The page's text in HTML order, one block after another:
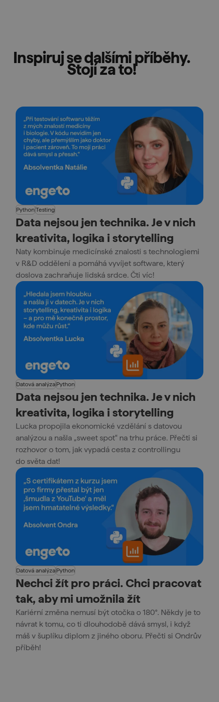
Inspiruj se dalšími příběhy.
Stojí za to!
Python Testing
Data nejsou jen technika. Je v nich
kreativita, logika i storytelling
Naty kombinuje medicínské znalosti s technologiemi
v R&D oddělení a pomáhá vyvíjet software, který
doslova zachraňuje lidská srdce. Čti víc!
Datová analýza Python
Data nejsou jen technika. Je v nich
kreativita, logika i storytelling
Lucka propojila ekonomické vzdělání s datovou
analýzou a našla „sweet spot“ na trhu práce. Přečti si
rozhovor o tom, jak vypadá cesta z controllingu
do světa dat!
Datová analýza Python
Nechci žít pro práci. Chci pracovat
tak, aby mi umožnila žít
Kariérní změna nemusí být otočka o 180°. Někdy je to
návrat k tomu, co ti dlouhodobě dává smysl, i když
máš v šuplíku diplom z jiného oboru. Přečti si Ondrův
příběh!